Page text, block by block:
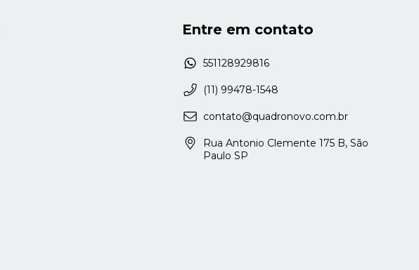
Entre em contato
551128929816
(11) 99478-1548
contato@quadronovo.com.br
Rua Antonio Clemente 175 B, São
Paulo SP